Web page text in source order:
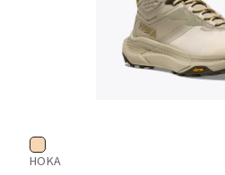
HOKA